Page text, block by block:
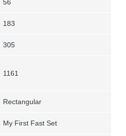
56
183
305
1161
Rectangular
My First Fast Set